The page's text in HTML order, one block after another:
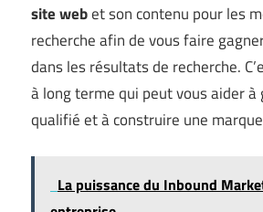
site webet son contenu pour les
recherche afin de vous faire
dans les résultats de recherche.
à long terme qui peut vous aider à
qualifié et à construire une
La puissance du Inbound